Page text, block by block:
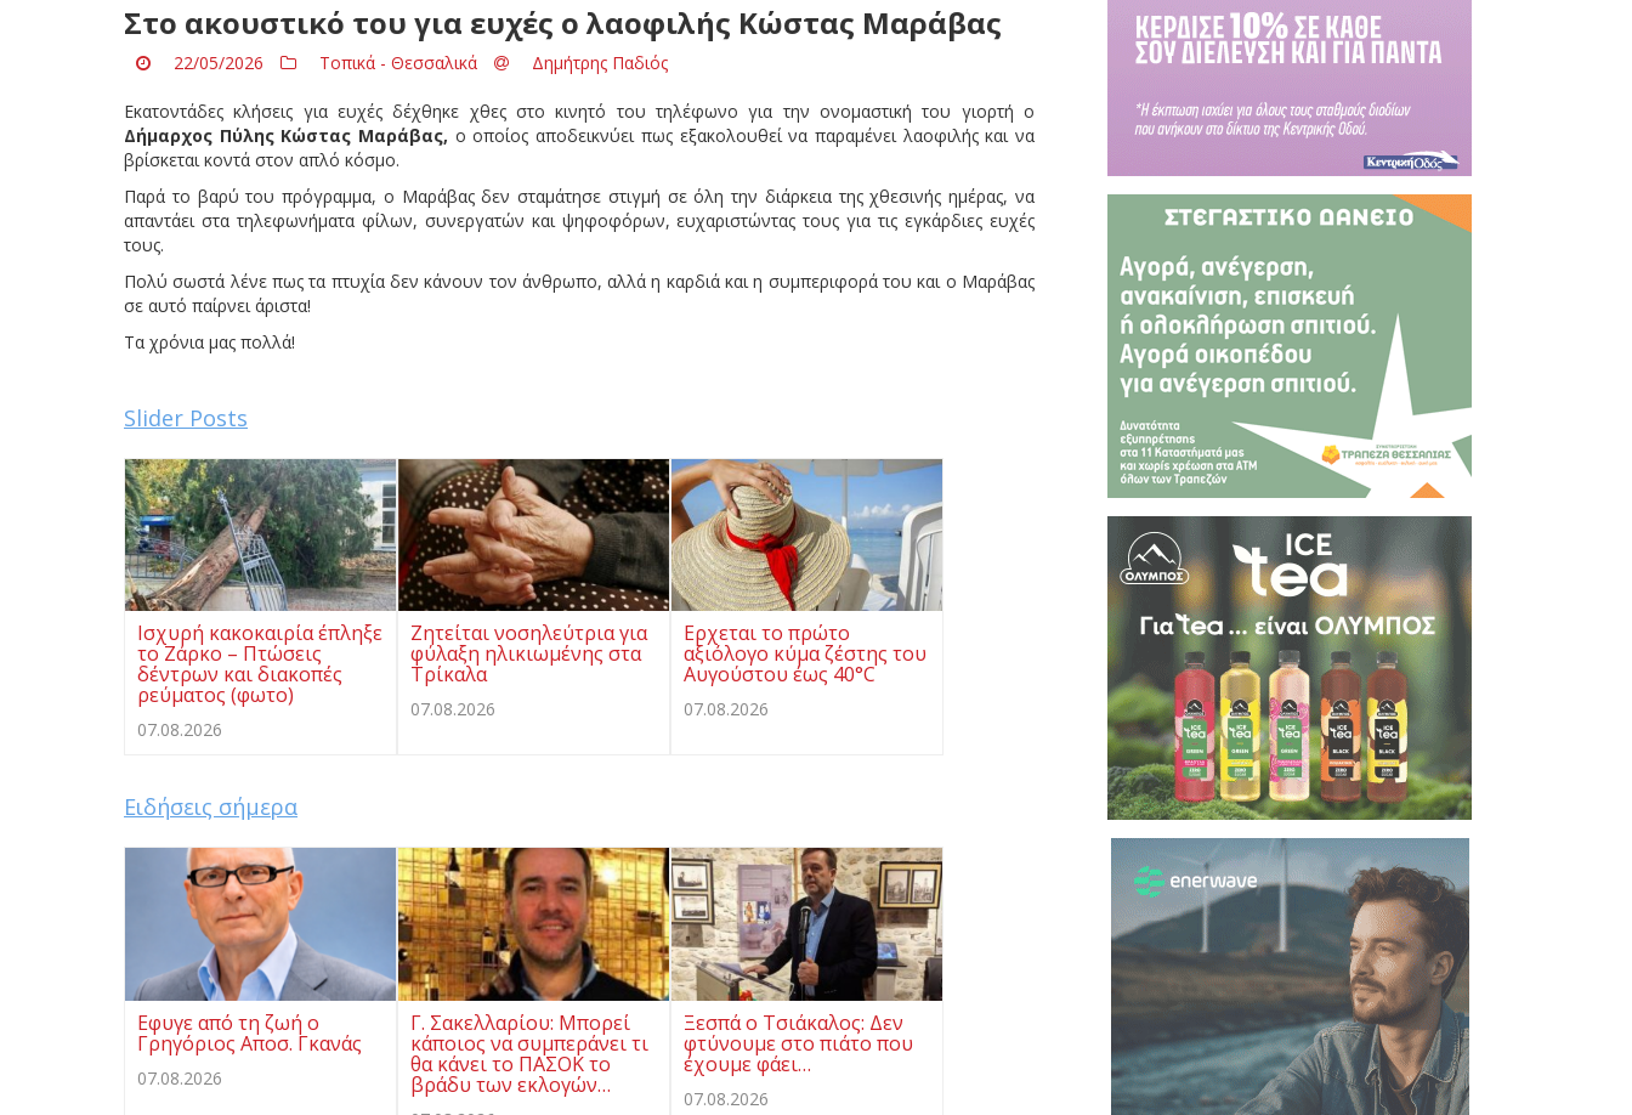
Στο ακουστικό του για ευχές ο λαοφιλής Κώστας Μαράβας
22/05/2026 Τοπικά - Θεσσαλικά Δημήτρης Παδιός
Εκατοντάδες κλήσεις για ευχές δέχθηκε χθες στο κινητό του τηλέφωνο για την ονομαστική του γιορτή ο
Δήμαρχος Πύλης Κώστας Μαράβας, ο οποίος αποδεικνύει πως εξακολουθεί να παραμένει λαοφιλής και να
βρίσκεται κοντά στον απλό κόσμο.
Παρά το βαρύ του πρόγραμμα, ο Μαράβας δεν σταμάτησε στιγμή σε όλη την διάρκεια της χθεσινής ημέρας, να
απαντάει στα τηλεφωνήματα φίλων, συνεργατών και ψηφοφόρων, ευχαριστώντας τους για τις εγκάρδιες ευχές
τους.
Πολύ σωστά λένε πως τα πτυχία δεν κάνουν τον άνθρωπο, αλλά η καρδιά και η συμπεριφορά του και ο Μαράβας
σε αυτό παίρνει άριστα!
Τα χρόνια μας πολλά!
Slider Posts
Ισχυρή κακοκαιρία έπληξε
το Ζάρκο – Πτώσεις
δέντρων και διακοπές
ρεύματος (φωτο)
07.08.2026
Ζητείται νοσηλεύτρια για
φύλαξη ηλικιωμένης στα
Τρίκαλα
07.08.2026
Ερχεται το πρώτο
αξιόλογο κύμα ζέστης του
Αυγούστου έως 40°C
07.08.2026
Ειδήσεις σήμερα
Eφυγε από τη ζωή ο
Γρηγόριος Αποσ. Γκανάς
07.08.2026
Γ. Σακελλαρίου: Μπορεί
κάποιος να συμπεράνει τι
θα κάνει το ΠΑΣΟΚ το
βράδυ των εκλογών…
Ξεσπά ο Τσιάκαλος: Δεν
φτύνουμε στο πιάτο που
έχουμε φάει…
07.08.2026